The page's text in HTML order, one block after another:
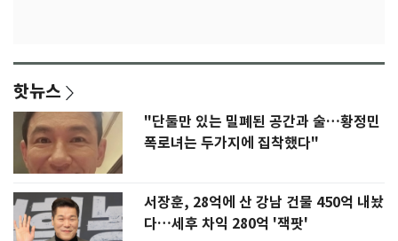
핫뉴스
"단둘만 있는 밀폐된 공간과 술…황정민
폭로녀는 두가지에 집착했다"
서장훈, 28억에 산 강남 건물 450억 내놨
다…세후 차익 280억 '잭팟'